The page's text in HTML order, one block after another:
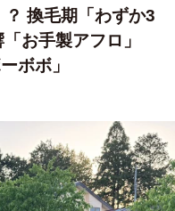
換毛期「わずか3
お手製アフロ」
ボボ」